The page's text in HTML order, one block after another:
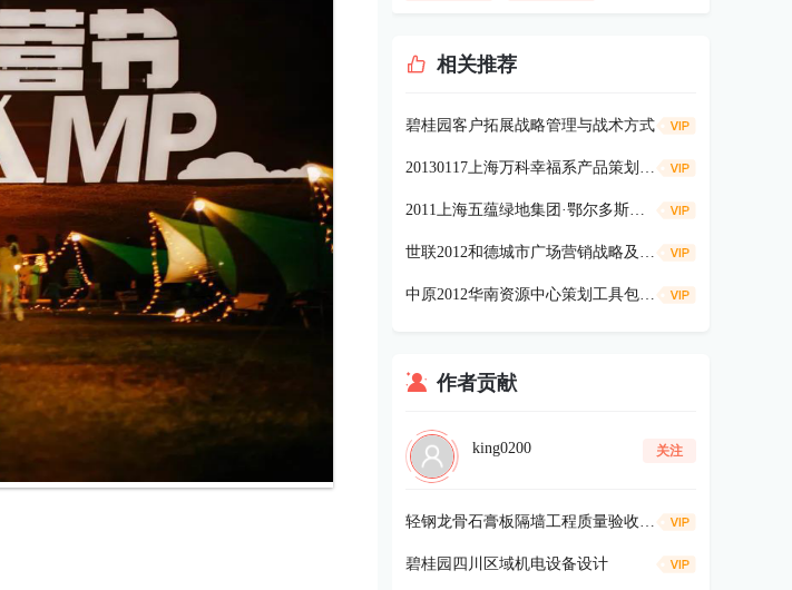
相关推荐
碧桂园客户拓展战略管理与战术方式
20130117上海万科幸福系产品策划内容详细解读64p
2011上海五蕴绿地集团·鄂尔多斯巡展活动方案69p
世联2012和德城市广场营销战略及策略报告108P
中原2012华南资源中心策划工具包78P
作者贡献
king0200 关注
轻钢龙骨石膏板隔墙工程质量验收口袋书
碧桂园四川区域机电设备设计